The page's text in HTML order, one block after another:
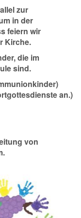
zur
in der
feiern wir
Kirche.
die im
sind.
an.)
von